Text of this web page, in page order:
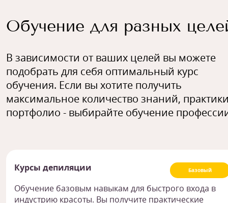
Обучение для разных
В зависимости от ваших целей вы можете
подобрать для себя оптимальный курс
обучения. Если вы хотите получить
максимальное количество знаний,
портфолио - выбирайте обучение
Базовый
Курсы депиляции
Обучение базовым навыкам для быстрого входа в
индустрию красоты. Вы получите практические